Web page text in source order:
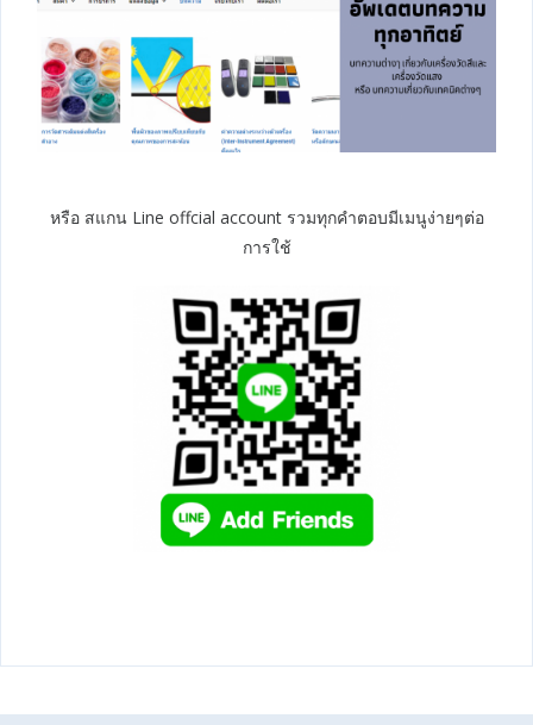
หรือ สแกน Line offcial account รวมทุกคำตอบมีเมนูง่ายๆต่อ
การใช้